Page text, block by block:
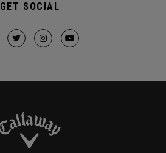
GET SOCIAL